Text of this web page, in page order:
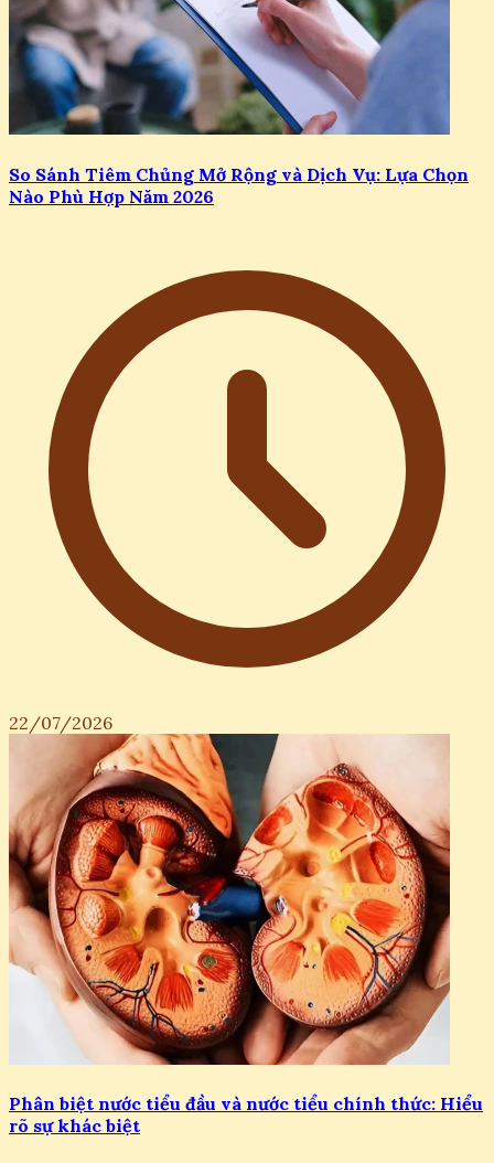
So Sánh Tiêm Chủng Mở Rộng và Dịch Vụ: Lựa Chọn
Nào Phù Hợp Năm 2026
22/07/2026
Phân biệt nước tiểu đầu và nước tiểu chính thức: Hiểu
rõ sự khác biệt